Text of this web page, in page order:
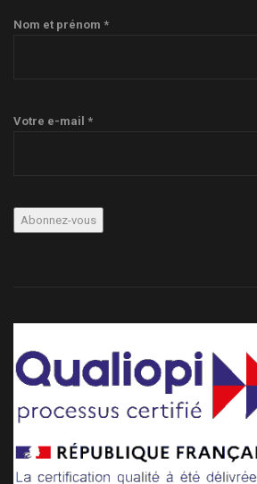
Nom et prénom *
Votre e-mail *